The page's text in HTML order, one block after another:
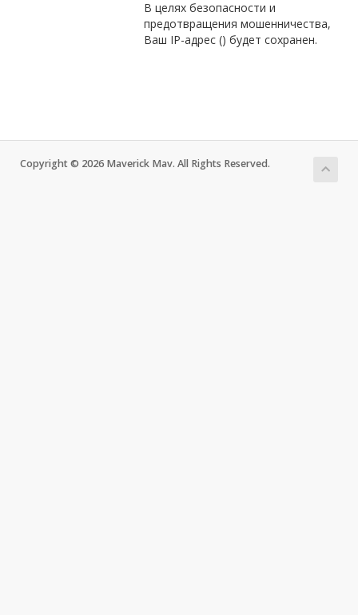
В целях безопасности и
предотвращения мошенничества,
Ваш IP-адрес () будет сохранен.
Copyright © 2026 Maverick Mav. All Rights Reserved.